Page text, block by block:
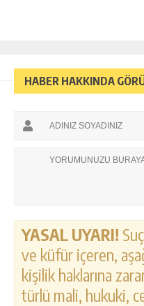
HABER HAKKINDA
YASAL UYARI!
ve küfür içeren,
kişilik haklarına
türlü mali, hukuki,